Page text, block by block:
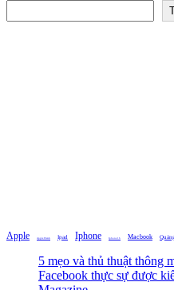
Apple Apple Watch Ipad Iphone Iphone 16 Macbook
5 mẹo và thủ thuật thông
Facebook thực sự được